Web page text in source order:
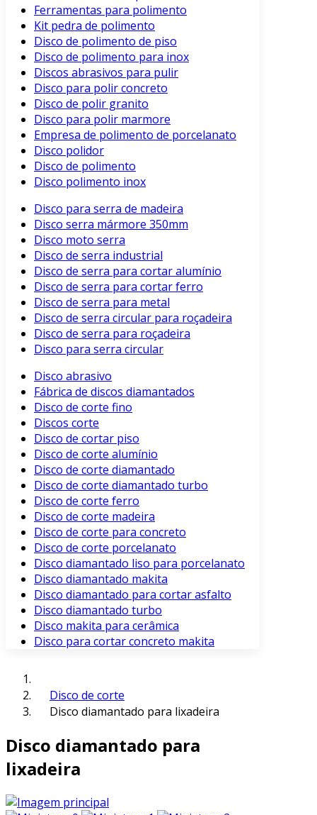
Ferramentas para polimento
Kit pedra de polimento
Disco de polimento de piso
Disco de polimento para inox
Discos abrasivos para pulir
Disco para polir concreto
Disco de polir granito
Disco para polir marmore
Empresa de polimento de porcelanato
Disco polidor
Disco de polimento
Disco polimento inox
Disco para serra de madeira
Disco serra mármore 350mm
Disco moto serra
Disco de serra industrial
Disco de serra para cortar alumínio
Disco de serra para cortar ferro
Disco de serra para metal
Disco de serra circular para roçadeira
Disco de serra para roçadeira
Disco para serra circular
Disco abrasivo
Fábrica de discos diamantados
Disco de corte fino
Discos corte
Disco de cortar piso
Disco de corte alumínio
Disco de corte diamantado
Disco de corte diamantado turbo
Disco de corte ferro
Disco de corte madeira
Disco de corte para concreto
Disco de corte porcelanato
Disco diamantado liso para porcelanato
Disco diamantado makita
Disco diamantado para cortar asfalto
Disco diamantado turbo
Disco makita para cerâmica
Disco para cortar concreto makita
Disco de corte
Disco diamantado para lixadeira
Disco diamantado para
lixadeira